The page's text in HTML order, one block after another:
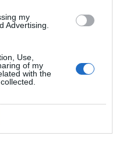
my
Advertising.
Use,
of my
with the